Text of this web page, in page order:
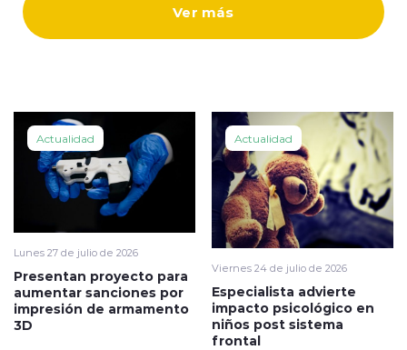
Ver más
Actualidad
Lunes 27 de julio de 2026
Presentan proyecto para
aumentar sanciones por
impresión de armamento
3D
Actualidad
Viernes 24 de julio de 2026
Especialista advierte
impacto psicológico en
niños post sistema
frontal